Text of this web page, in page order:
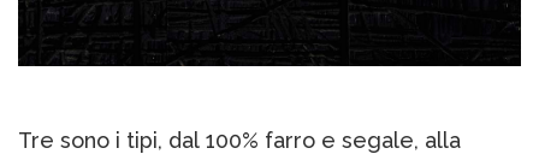
Tre sono i tipi, dal 100% farro e segale, alla